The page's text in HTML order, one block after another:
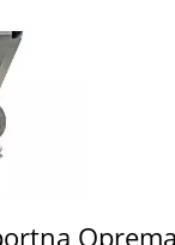
Oprema